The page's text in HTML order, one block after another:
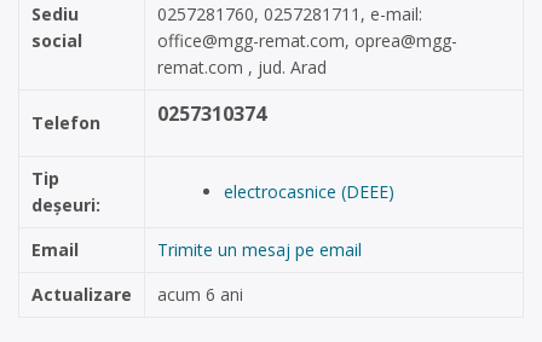
Sediu
social
0257281760, 0257281711, e-mail:
office@mgg-remat.com, oprea@mgg-
remat.com , jud. Arad
Telefon 0257310374
Tip
deșeuri:
electrocasnice (DEEE)
Email
Trimite un mesaj pe email
Actualizare
acum 6 ani